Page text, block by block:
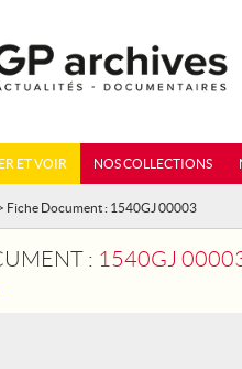
ET VOIR NOS COLLECTIONS
Fiche Document : 1540GJ 00003
: 1540GJ 00003 -